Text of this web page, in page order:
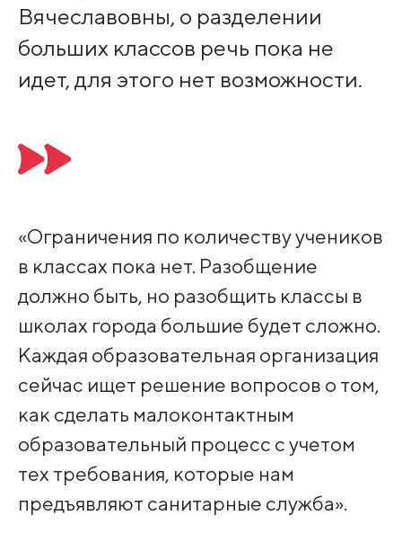
Вячеславовны, о разделении
больших классов речь пока не
идет, для этого нет возможности.
«Ограничения по количеству учеников
в классах пока нет. Разобщение
должно быть, но разобщить классы в
школах города большие будет сложно.
Каждая образовательная организация
сейчас ищет решение вопросов о том,
как сделать малоконтактным
образовательный процесс с учетом
тех требования, которые нам
предъявляют санитарные служба».